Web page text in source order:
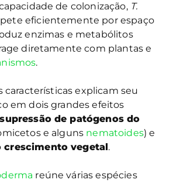
de colonização, T.
eficientemente por espaço
enzimas e metabólitos
diretamente com plantas e
.
características explicam seu
em dois grandes efeitos
supressão de patógenos do
e alguns nematoides) e
crescimento vegetal.
reúne várias espécies